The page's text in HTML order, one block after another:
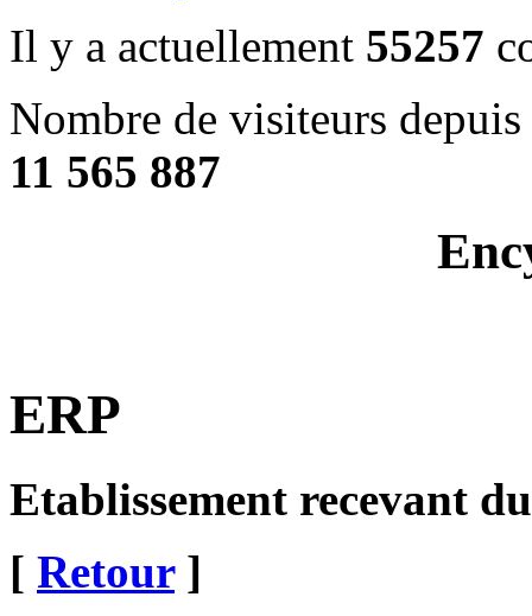
Il y a actuellement 55257
Nombre de visiteurs
11 565 887
ERP
Etablissement recevant
[ Retour]